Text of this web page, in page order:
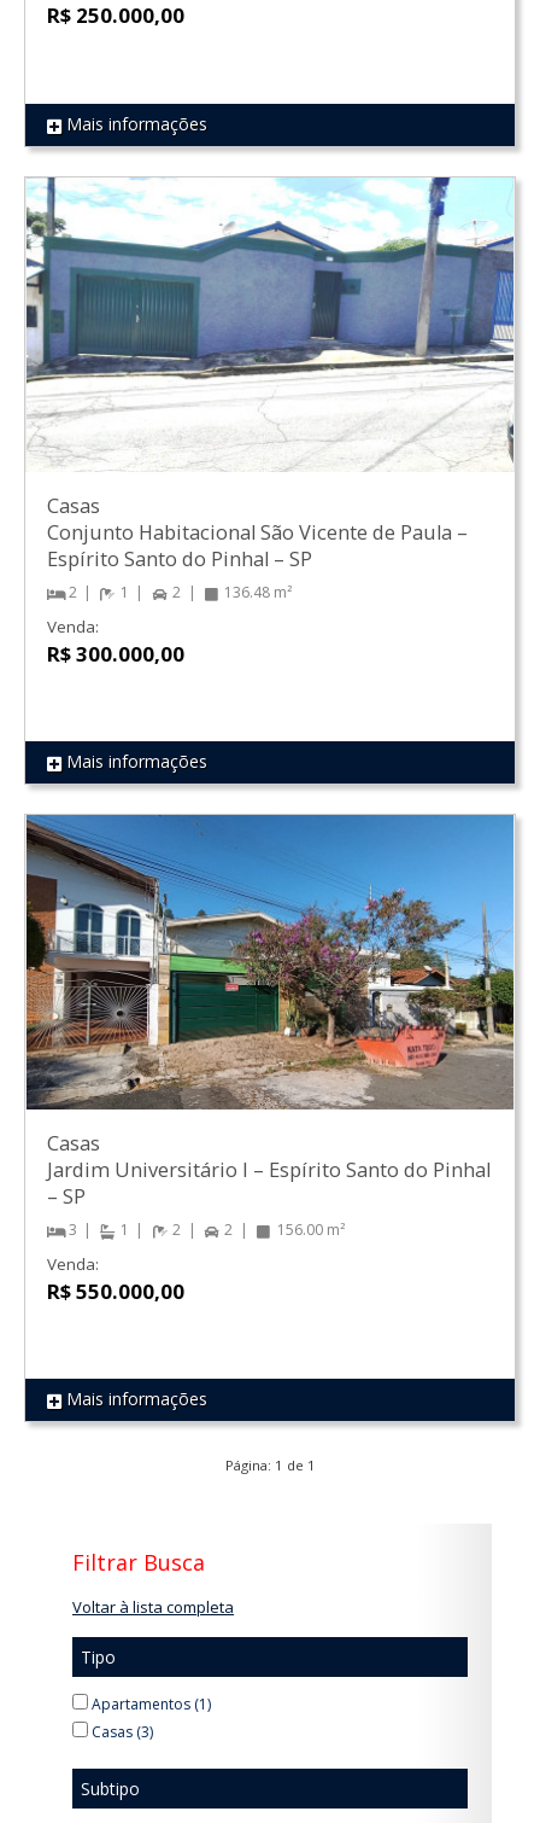
REF 1264
R$ 250.000,00
Mais informações
REF 1391
Casas
Conjunto Habitacional São Vicente de Paula –
Espírito Santo do Pinhal – SP
2 1 2 136.48 m²
Venda:
R$ 300.000,00
Mais informações
REF 1691
Casas
Jardim Universitário I – Espírito Santo do Pinhal
– SP
3 1 2 2 156.00 m²
Venda:
R$ 550.000,00
Mais informações
Página: 1 de 1
Filtrar Busca
Voltar à lista completa
Tipo
Apartamentos (1)
Casas (3)
Subtipo